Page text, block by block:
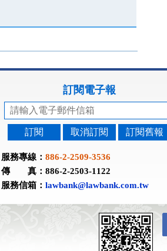
訂閱電子報
訂閱 取消訂閱 訂閱舊報
服務專線： 886-2-2509-3536
傳 真：886-2-2503-1122
服務信箱： lawbank@lawbank.com.tw